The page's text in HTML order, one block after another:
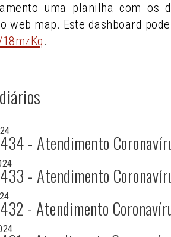
uma planilha com
web map. Este dashboard
.
- Atendimento
- Atendimento
- Atendimento